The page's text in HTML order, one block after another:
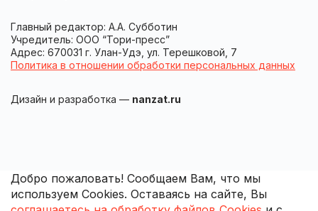
Главный редактор: А.А. Субботин
Учредитель: ООО “Тори-пресс”
Адрес: 670031 г. Улан-Удэ, ул. Терешковой, 7
Политика в отношении обработки персональных данных
Дизайн и разработка — nanzat.ru
Добро пожаловать! Сообщаем Вам, что мы
используем Cookies. Оставаясь на сайте, Вы